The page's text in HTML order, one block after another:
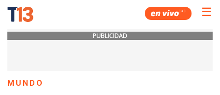
☰
PUBLICIDAD
MUNDO